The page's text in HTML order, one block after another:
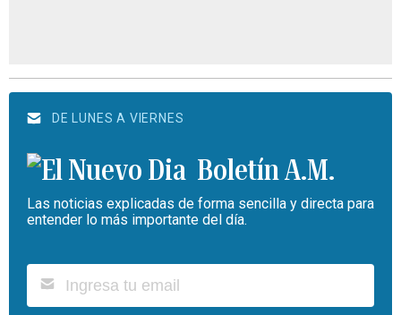
DE LUNES A VIERNES
Boletín A.M.
Las noticias explicadas de forma sencilla y directa para
entender lo más importante del día.